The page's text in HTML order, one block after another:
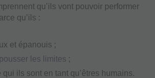
qu’ils vont pouvoir performer
qu’ils :
et épanouis ;
les limites ;
qui ils sont en tant qu’êtres humains.